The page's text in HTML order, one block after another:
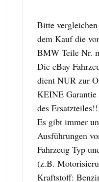
Bitte
dem Kauf die
BMW Teile Nr.
Die eBay
dient NUR zur
KEINE
des
Es gibt immer
Ausführungen
Fahrzeug Typ
(z.B.
Kraftstoff: